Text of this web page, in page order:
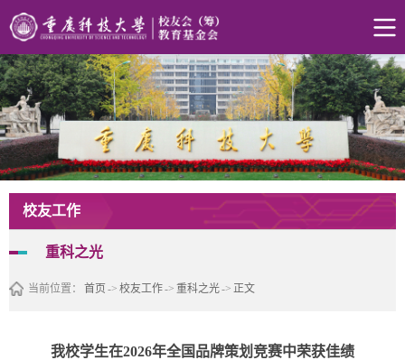
校友工作
重科之光
当前位置： 首页 -> 校友工作-> 重科之光-> 正文
我校学生在2026年全国品牌策划竞赛中荣获佳绩